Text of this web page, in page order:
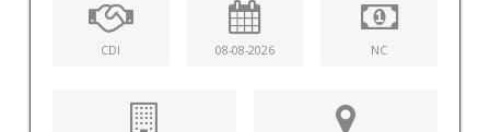
CDI 08-08-2026 NC